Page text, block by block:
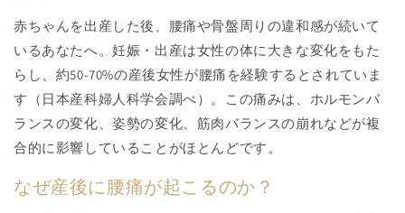
赤ちゃんを出産した後、腰痛や骨盤周りの違和感が続いて
いるあなたへ。妊娠・出産は女性の体に大きな変化をもた
らし、約50-70%の産後女性が腰痛を経験するとされていま
す（日本産科婦人科学会調べ）。この痛みは、ホルモンバ
ランスの変化、姿勢の変化、筋肉バランスの崩れなどが複
合的に影響していることがほとんどです。
なぜ産後に腰痛が起こるのか？